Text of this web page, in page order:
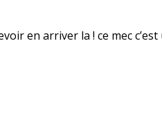
en arriver la ! ce mec